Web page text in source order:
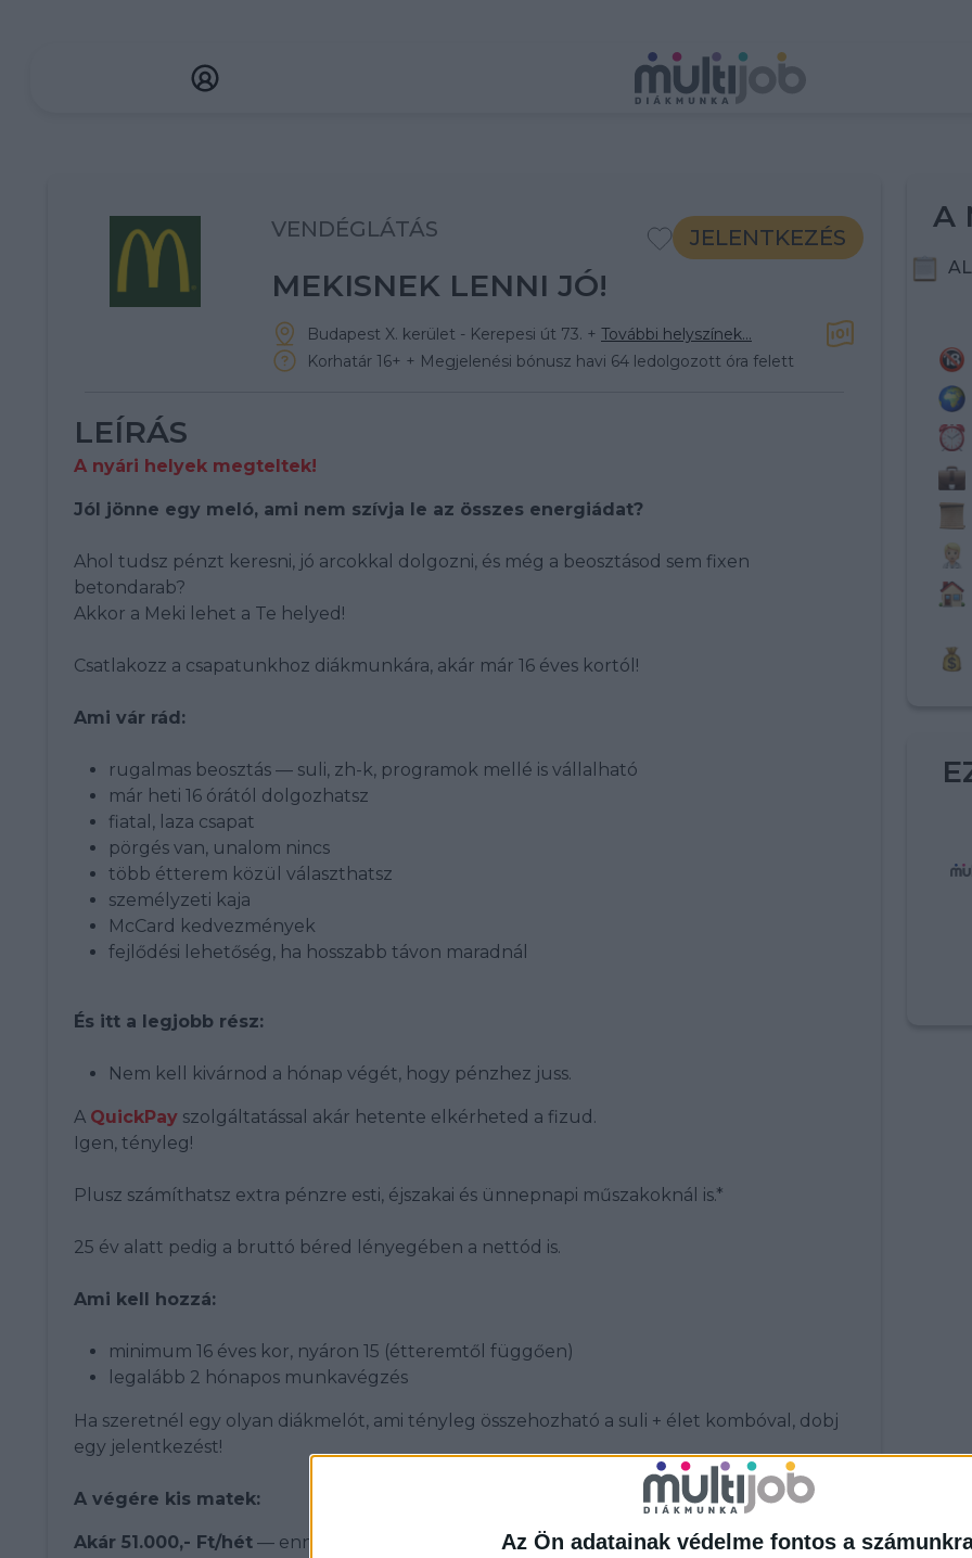
Az Ön adatainak védelme fontos a
VENDÉGLÁTÁS JELENTKEZÉS
MEKISNEK LENNI JÓ!
Budapest X. kerület - Kerepesi út 73. + További helyszínek...
Korhatár 16+ + Megjelenési bónusz havi 64 ledolgozott óra felett
LEÍRÁS
A nyári helyek megteltek!
Jól jönne egy meló, ami nem szívja le az összes energiádat?
Ahol tudsz pénzt keresni, jó arcokkal dolgozni, és még a beosztásod sem fixen
betondarab?
Akkor a Meki lehet a Te helyed!
Csatlakozz a csapatunkhoz diákmunkára, akár már 16 éves kortól!
Ami vár rád:
rugalmas beosztás — suli, zh-k, programok mellé is vállalható
már heti 16 órától dolgozhatsz
fiatal, laza csapat
pörgés van, unalom nincs
több étterem közül választhatsz
személyzeti kaja
McCard kedvezmények
fejlődési lehetőség, ha hosszabb távon maradnál
És itt a legjobb rész:
Nem kell kivárnod a hónap végét, hogy pénzhez juss.
A QuickPay szolgáltatással akár hetente elkérheted a fizud.
Igen, tényleg!
Plusz számíthatsz extra pénzre esti, éjszakai és ünnepnapi műszakoknál is.*
25 év alatt pedig a bruttó béred lényegében a nettód is.
Ami kell hozzá:
minimum 16 éves kor, nyáron 15 (étteremtől függően)
legalább 2 hónapos munkavégzés
Ha szeretnél egy olyan diákmelót, ami tényleg összehozható a suli + élet kombóval, dobj
egy jelentkezést!
A végére kis matek:
Akár 51.000,- Ft/hét — ennyit is kereshetsz.
A